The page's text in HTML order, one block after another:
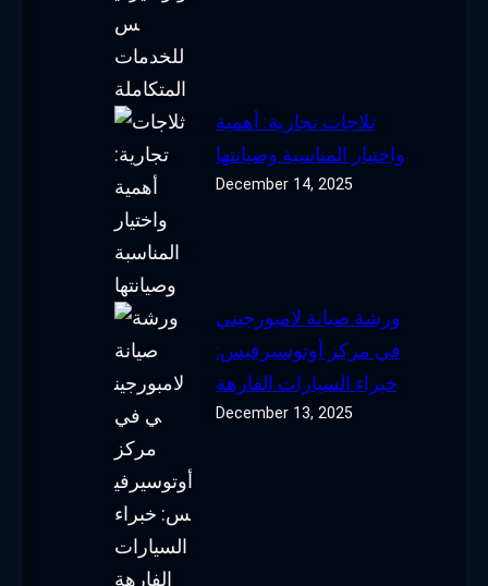
ثلاجات تجارية: أهمية
واختيار المناسبة وصيانتها
December 14, 2025
ورشة صيانة لامبورجيني
في مركز أوتوسيرفيس:
خبراء السيارات الفارهة
December 13, 2025